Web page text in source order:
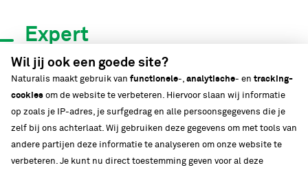
Expert
in biodiversiteit
Wil jij ook een goede site?
Naturalis maakt gebruik van functionele-, analytische- en tracking-
cookies om de website te verbeteren. Hiervoor slaan wij informatie
op zoals je IP-adres, je surfgedrag en alle persoonsgegevens die je
zelf bij ons achterlaat. Wij gebruiken deze gegevens om met tools van
andere partijen deze informatie te analyseren om onze website te
verbeteren. Je kunt nu direct toestemming geven voor al deze